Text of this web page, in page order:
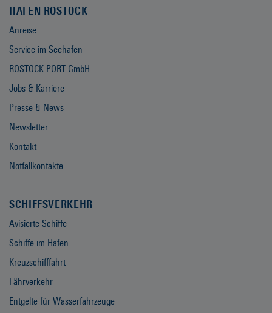
HAFEN ROSTOCK
Anreise
Service im Seehafen
ROSTOCK PORT GmbH
Jobs & Karriere
Presse & News
Newsletter
Kontakt
Notfallkontakte
SCHIFFSVERKEHR
Avisierte Schiffe
Schiffe im Hafen
Kreuzschifffahrt
Fährverkehr
Entgelte für Wasserfahrzeuge